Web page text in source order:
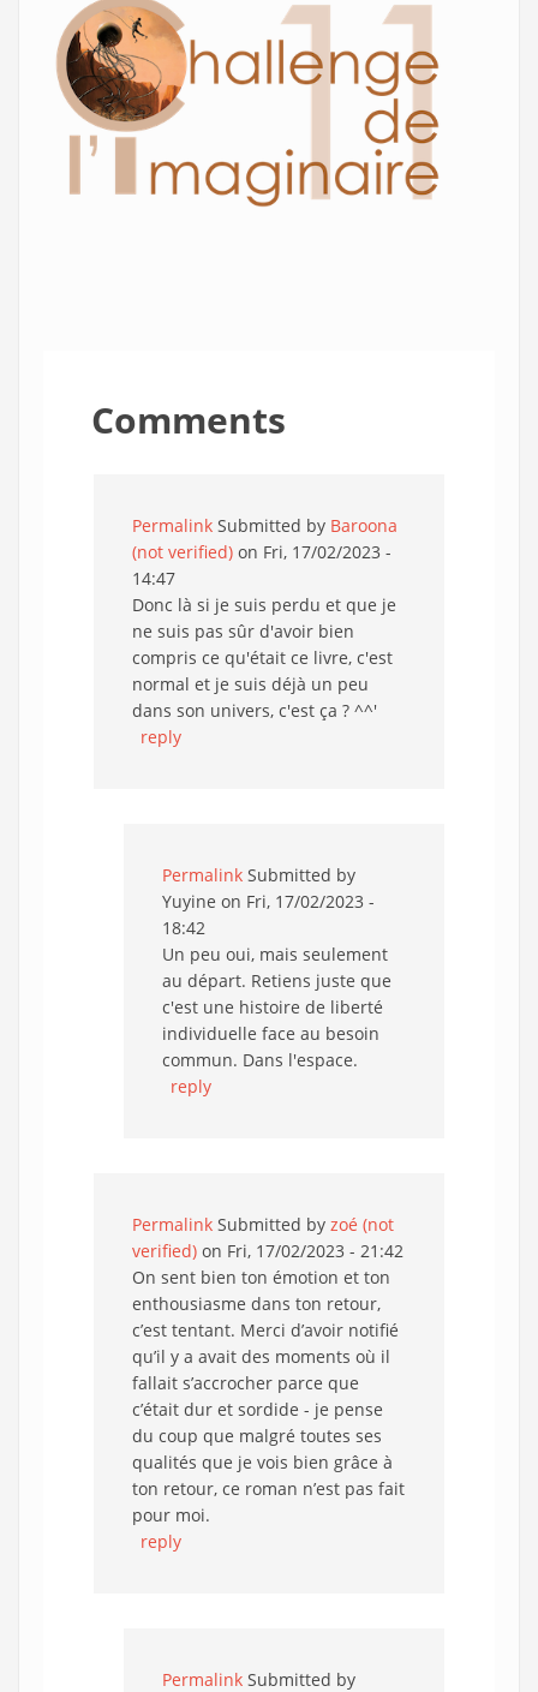
Comments
Permalink Submitted by Baroona
(not verified) on Fri, 17/02/2023 -
14:47
Donc là si je suis perdu et que je
ne suis pas sûr d'avoir bien
compris ce qu'était ce livre, c'est
normal et je suis déjà un peu
dans son univers, c'est ça ? ^^'
reply
Permalink Submitted by
Yuyine on Fri, 17/02/2023 -
18:42
Un peu oui, mais seulement
au départ. Retiens juste que
c'est une histoire de liberté
individuelle face au besoin
commun. Dans l'espace.
reply
Permalink Submitted by zoé (not
verified) on Fri, 17/02/2023 - 21:42
On sent bien ton émotion et ton
enthousiasme dans ton retour,
c’est tentant. Merci d’avoir notifié
qu’il y a avait des moments où il
fallait s’accrocher parce que
c’était dur et sordide - je pense
du coup que malgré toutes ses
qualités que je vois bien grâce à
ton retour, ce roman n’est pas fait
pour moi.
reply
Permalink Submitted by